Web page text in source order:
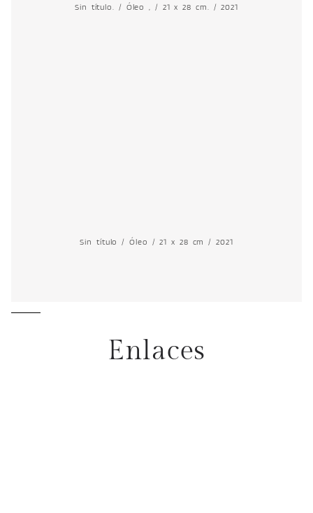
Sin título. / Óleo , / 21 x 28 cm. / 2021
Sin título / Óleo / 21 x 28 cm / 2021
Enlaces